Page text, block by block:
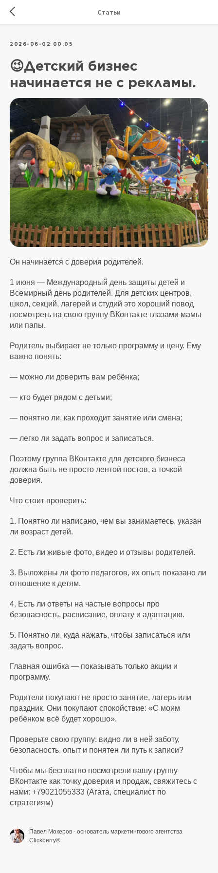
Статьи
2026-06-02 00:05
😉Детский бизнес
начинается не с рекламы.
Он начинается с доверия родителей.
1 июня — Международный день защиты детей и
Всемирный день родителей. Для детских центров,
школ, секций, лагерей и студий это хороший повод
посмотреть на свою группу ВКонтакте глазами мамы
или папы.
Родитель выбирает не только программу и цену. Ему
важно понять:
— можно ли доверить вам ребёнка;
— кто будет рядом с детьми;
— понятно ли, как проходит занятие или смена;
— легко ли задать вопрос и записаться.
Поэтому группа ВКонтакте для детского бизнеса
должна быть не просто лентой постов, а точкой
доверия.
Что стоит проверить:
1. Понятно ли написано, чем вы занимаетесь, указан
ли возраст детей.
2. Есть ли живые фото, видео и отзывы родителей.
3. Выложены ли фото педагогов, их опыт, показано ли
отношение к детям.
4. Есть ли ответы на частые вопросы про
безопасность, расписание, оплату и адаптацию.
5. Понятно ли, куда нажать, чтобы записаться или
задать вопрос.
Главная ошибка — показывать только акции и
программу.
Родители покупают не просто занятие, лагерь или
праздник. Они покупают спокойствие: «С моим
ребёнком всё будет хорошо».
Проверьте свою группу: видно ли в ней заботу,
безопасность, опыт и понятен ли путь к записи?
Чтобы мы бесплатно посмотрели вашу группу
ВКонтакте как точку доверия и продаж, свяжитесь с
нами: +79021055333 (Агата, специалист по
стратегиям)
Павел Мокеров - основатель маркетингового агентства
Clickberry®